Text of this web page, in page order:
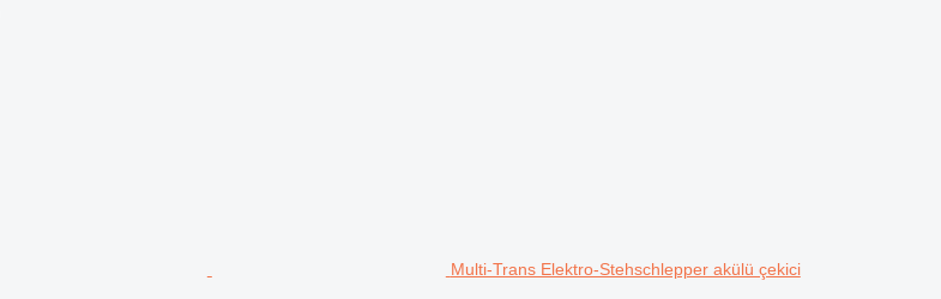
Multi-Trans Elektro-Stehschlepper akülü çekici